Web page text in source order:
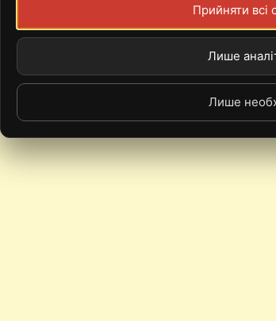
Прийняти всі
Лише
Лише